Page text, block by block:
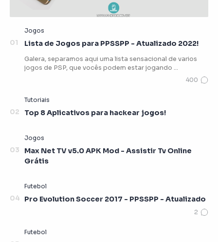
Lista de Jogos para PPSSPP - Atualizado 2022!
Galera, separamos aqui uma lista sensacional de varios
jogos de PSP, que vocês podem estar jogando …
Top 8 Aplicativos para hackear jogos!
Max Net TV v5.0 APK Mod - Assistir Tv Online
Grátis
Pro Evolution Soccer 2017 - PPSSPP - Atualizado